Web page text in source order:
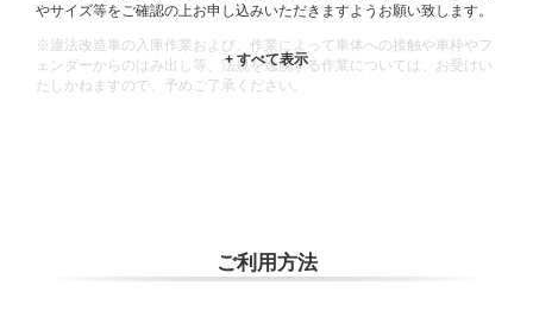
やサイズ等をご確認の上お申し込みいただきますようお願い致します。
※違法改造車の入庫作業および、作業によって車体への接触や車枠やフ
ェンダーからのはみ出し等、法規を逸脱する作業については、お受けい
たしかねますので、予めご了承ください。
ご利用方法